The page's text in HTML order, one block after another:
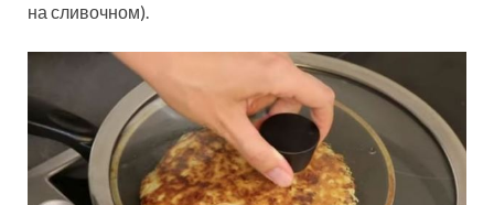
на сливочном).